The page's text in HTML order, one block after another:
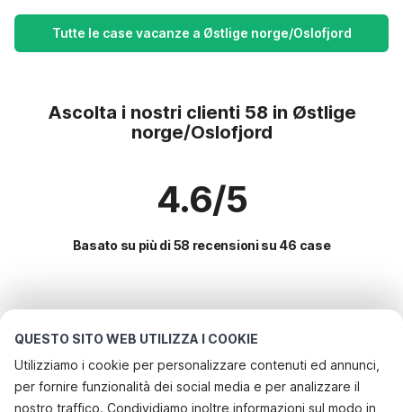
QUESTO SITO WEB UTILIZZA I COOKIE
Utilizziamo i cookie per personalizzare contenuti ed annunci,
per fornire funzionalità dei social media e per analizzare il
nostro traffico. Condividiamo inoltre informazioni sul modo in
Tutte le case vacanze a Østlige norge/Oslofjord
Ascolta i nostri clienti 58 in Østlige
norge/Oslofjord
4.6/5
Basato su più di 58 recensioni su 46 case
vacanze
Servizi più popolari per le vacanze in Østlige
norge/oslofjord